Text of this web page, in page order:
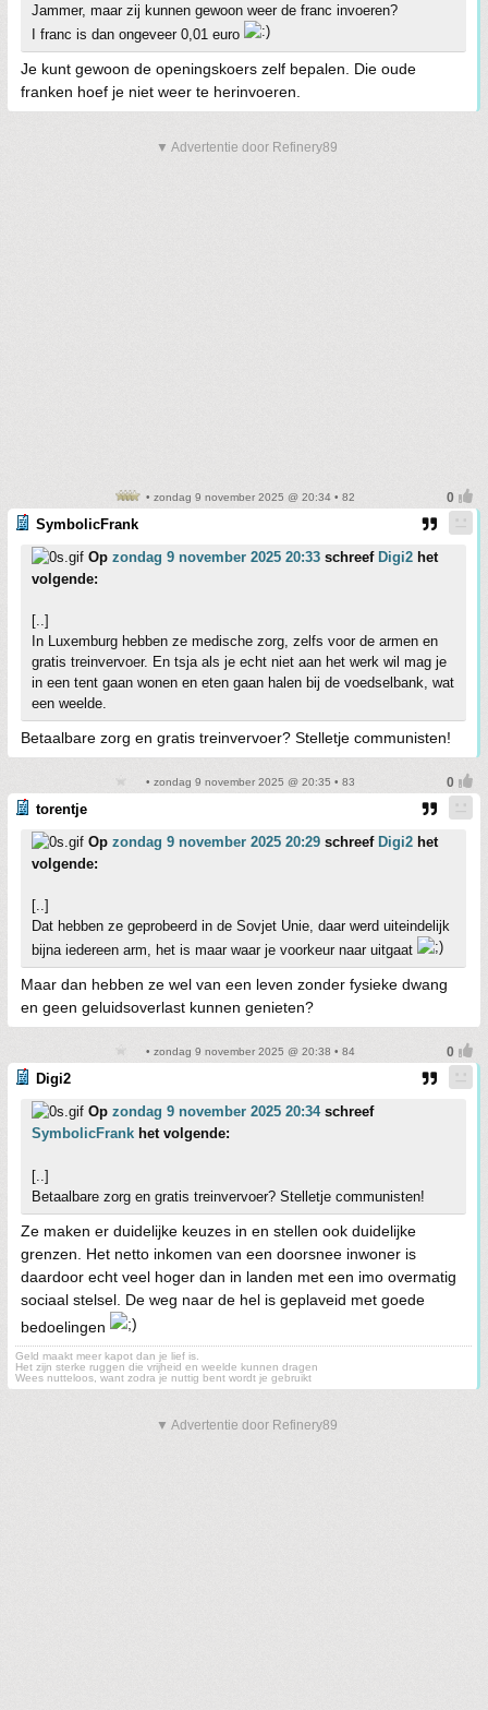
Jammer, maar zij kunnen gewoon weer de franc invoeren?
I franc is dan ongeveer 0,01 euro
Je kunt gewoon de openingskoers zelf bepalen. Die oude
franken hoef je niet weer te herinvoeren.
▼ Advertentie door Refinery89
• zondag 9 november 2025 @ 20:34 • 82
SymbolicFrank
Op zondag 9 november 2025 20:33 schreef Digi2 het
volgende:
[..]
In Luxemburg hebben ze medische zorg, zelfs voor de armen en
gratis treinvervoer. En tsja als je echt niet aan het werk wil mag je
in een tent gaan wonen en eten gaan halen bij de voedselbank, wat
een weelde.
Betaalbare zorg en gratis treinvervoer? Stelletje communisten!
• zondag 9 november 2025 @ 20:35 • 83
torentje
Op zondag 9 november 2025 20:29 schreef Digi2 het
volgende:
[..]
Dat hebben ze geprobeerd in de Sovjet Unie, daar werd uiteindelijk
bijna iedereen arm, het is maar waar je voorkeur naar uitgaat
Maar dan hebben ze wel van een leven zonder fysieke dwang
en geen geluidsoverlast kunnen genieten?
• zondag 9 november 2025 @ 20:38 • 84
Digi2
Op zondag 9 november 2025 20:34schreef
SymbolicFrank het volgende:
[..]
Betaalbare zorg en gratis treinvervoer? Stelletje communisten!
Ze maken er duidelijke keuzes in en stellen ook duidelijke
grenzen. Het netto inkomen van een doorsnee inwoner is
daardoor echt veel hoger dan in landen met een imo overmatig
sociaal stelsel. De weg naar de hel is geplaveid met goede
bedoelingen
Geld maakt meer kapot dan je lief is.
Het zijn sterke ruggen die vrijheid en weelde kunnen dragen
Wees nutteloos, want zodra je nuttig bent wordt je gebruikt
▼ Advertentie door Refinery89